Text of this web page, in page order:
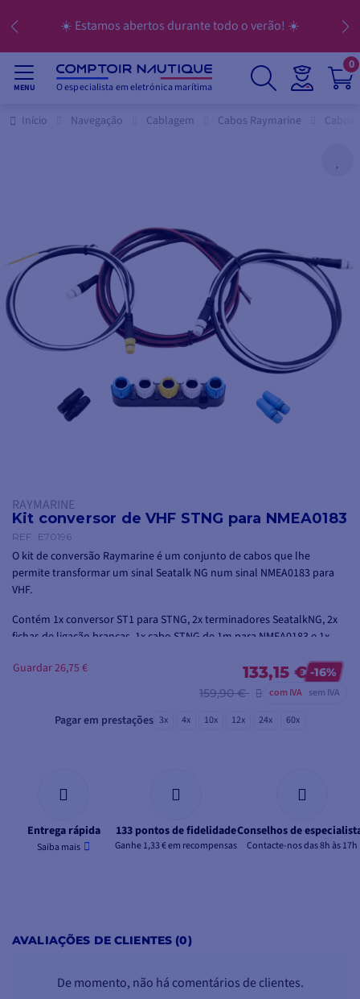
☀️ Estamos abertos durante todo o verão! ☀️
MENU O especialista em eletrónica marítima
0
Início Navegação Cablagem Cabos Raymarine Cabos
RAYMARINE
Kit conversor de VHF STNG para NMEA0183
REF. E70196
O kit de conversão Raymarine é um conjunto de cabos que lhe
permite transformar um sinal Seatalk NG num sinal NMEA0183 para
VHF.
Contém 1xconversor ST1 para STNG, 2x terminadores SeatalkNG, 2x
fichas de ligação brancas, 1x cabo STNG de 1m para NMEA0183 e 1x
133,15 € -16%
159,90 €
com IVA sem IVA
Guardar 26,75 €
Pagar em prestações 3x 4x 10x 12x 24x 60x
Entrega rápida
Saiba mais
133 pontos de fidelidade
Ganhe 1,33 € em recompensas
Conselhos de
Contacte-nos das 8h às 17h
AVALIAÇÕES DE CLIENTES (0)
De momento, não há comentários de clientes.